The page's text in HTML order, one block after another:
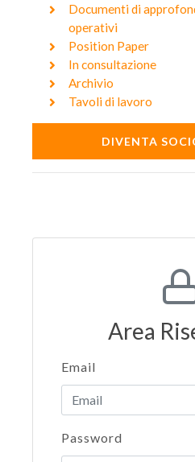
Documenti di
operativi
Position Paper
In consultazione
Archivio
Tavoli di lavoro
DIVENTA
Area
Email
Password